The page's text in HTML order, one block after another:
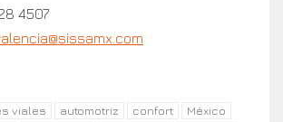
4507
viales automotriz confort
México